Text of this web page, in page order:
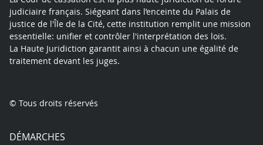
judiciaire français. Siégeant dans l’enceinte du Palais de
justice de l'Île de la Cité, cette institution remplit une mission
essentielle: unifier et contrôler l'interprétation des lois.
La Haute Juridiction garantit ainsi à chacun une égalité de
traitement devant les juges.
© Tous droits réservés
DÉMARCHES